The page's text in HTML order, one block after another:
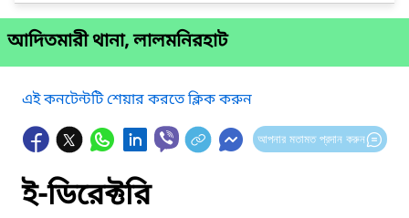
আদিতমারী থানা, লালমনিরহাট
এই কনটেন্টটি শেয়ার করতে ক্লিক করুন
আপনার মতামত প্রদান করুন
ই-ডিরেক্টরি